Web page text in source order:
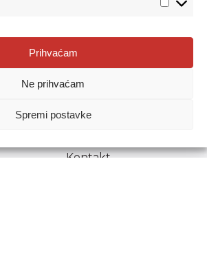
Prihvaćam
Ne prihvaćam
Spremi postavke
obrazovanje
Zagreb
dopušteno je uz navođenje izvora.
Kontakt